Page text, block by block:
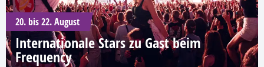
20. bis 22. August
Internationale Stars zu Gast beim
Frequency